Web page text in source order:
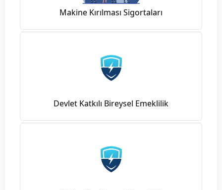
Makine Kırılması Sigortaları
Devlet Katkılı Bireysel Emeklilik